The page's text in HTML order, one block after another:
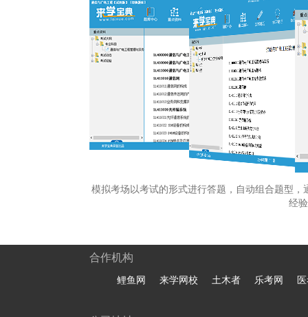
模拟考场以考试的形式进行答题，自动组合题型
经
合作机构
鲤鱼网 来学网校 土木者 乐考网